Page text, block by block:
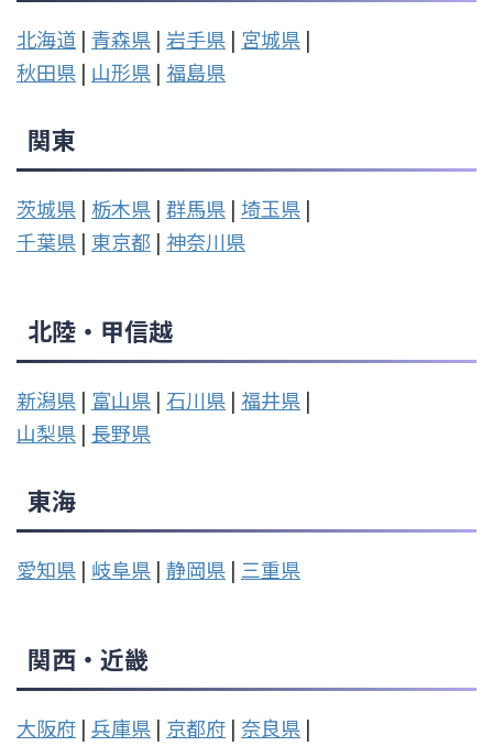
北海道 | 青森県 | 岩手県 | 宮城県 |
秋田県 | 山形県 | 福島県
関東
茨城県 | 栃木県 | 群馬県 | 埼玉県 |
千葉県 | 東京都 | 神奈川県
北陸・甲信越
新潟県 | 富山県 | 石川県 | 福井県 |
山梨県 | 長野県
東海
愛知県 | 岐阜県 | 静岡県 | 三重県
関西・近畿
大阪府 | 兵庫県 | 京都府 | 奈良県 |